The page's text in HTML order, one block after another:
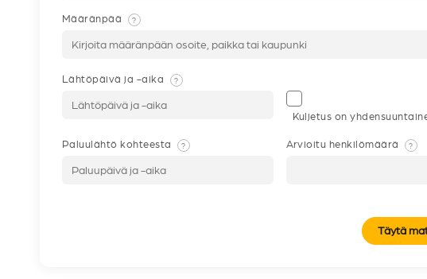
Määränpää ?
Lähtöpäivä ja -aika ?
Kuljetus on
Paluulähtö kohteesta ? Arvioitu henkilömäärä ?
Täytä